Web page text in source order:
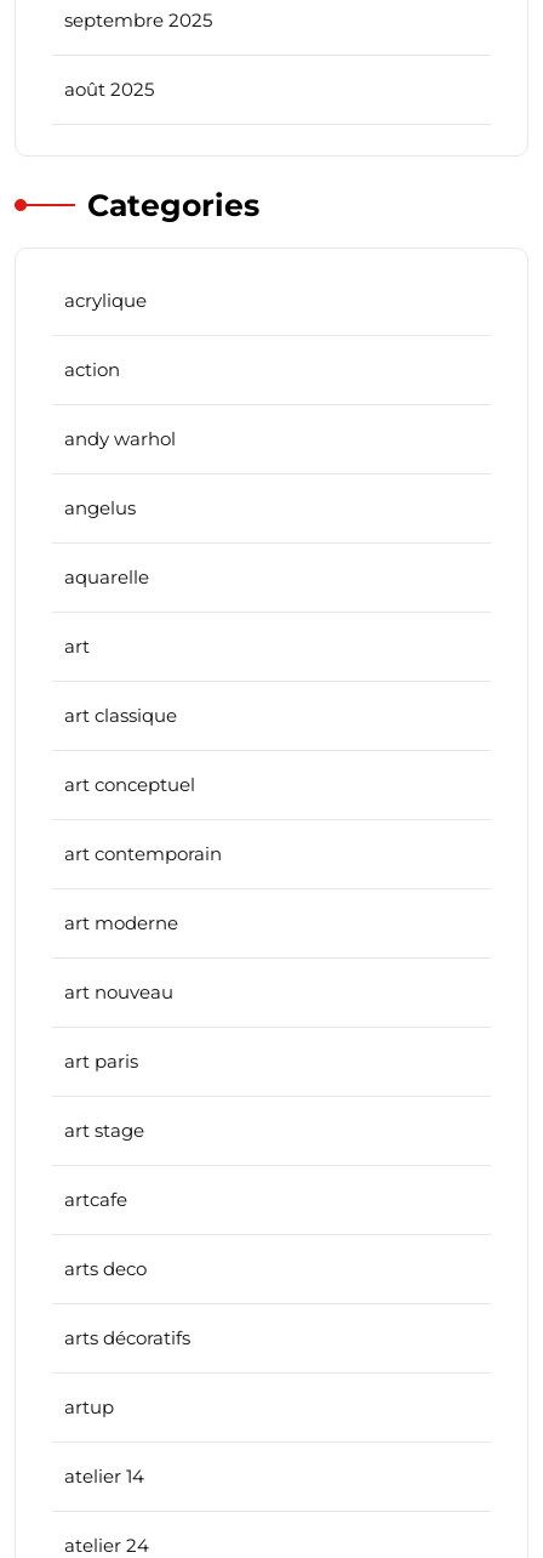
septembre 2025
août 2025
Categories
acrylique
action
andy warhol
angelus
aquarelle
art
art classique
art conceptuel
art contemporain
art moderne
art nouveau
art paris
art stage
artcafe
arts deco
arts décoratifs
artup
atelier 14
atelier 24